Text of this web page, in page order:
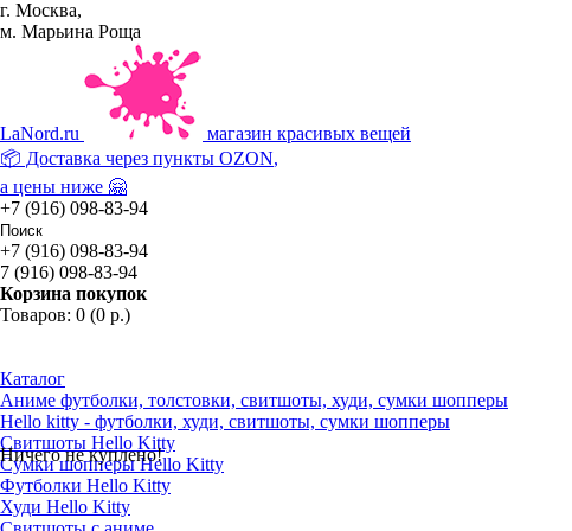
г. Москва,
м. Марьина Роща
LaNord.ru
магазин красивых вещей
📦 Доставка через пункты OZON,
а цены ниже 🤗
+7 (916) 098-83-94
+7 (916) 098-83-94
7 (916) 098-83-94
Корзина покупок
Товаров: 0 (0 р.)
Ничего не куплено!
Каталог
Аниме футболки, толстовки, свитшоты, худи, сумки шопперы
Hello kitty - футболки, худи, свитшоты, сумки шопперы
Свитшоты Hello Kitty
Сумки шопперы Hello Kitty
Футболки Hello Kitty
Худи Hello Kitty